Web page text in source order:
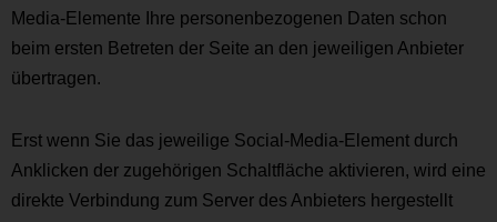
Media-Elemente Ihre personenbezogenen Daten schon
beim ersten Betreten der Seite an den jeweiligen Anbieter
übertragen.
Erst wenn Sie das jeweilige Social-Media-Element durch
Anklicken der zugehörigen Schaltfläche aktivieren, wird eine
direkte Verbindung zum Server des Anbieters hergestellt